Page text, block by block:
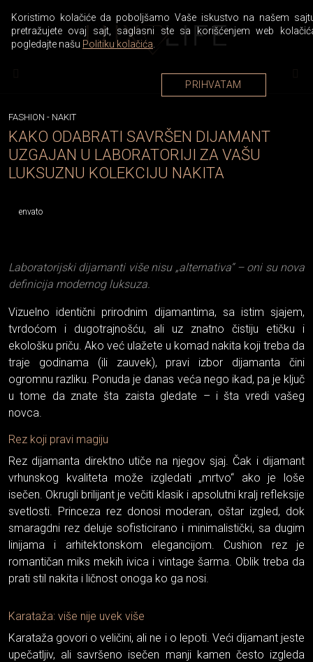
FASHION - NAKIT
KAKO ODABRATI SAVRŠEN DIJAMANT
UZGAJAN U LABORATORIJI ZA VAŠU
LUKSUZNU KOLEKCIJU NAKITA
envato
Laboratorijski dijamanti više nisu „alternativa“ – oni su nova
definicija modernog luksuza.
Vizuelno identični prirodnim dijamantima, sa istim sjajem,
tvrdoćom i dugotrajnošću, ali uz znatno čistiju etičku i
ekološku priču. Ako već ulažete u komad nakita koji treba da
traje godinama (ili zauvek), pravi izbor dijamanta čini
ogromnu razliku. Ponuda je danas veća nego ikad, pa je ključ
u tome da znate šta zaista gledate – i šta vredi vašeg
novca.
Rez koji pravi magiju
Rez dijamanta direktno utiče na njegov sjaj. Čak i dijamant
vrhunskog kvaliteta može izgledati „mrtvo“ ako je loše
isečen. Okrugli brilijant je večiti klasik i apsolutni kralj refleksije
svetlosti. Princeza rez donosi moderan, oštar izgled, dok
smaragdni rez deluje sofisticirano i minimalistički, sa dugim
linijama i arhitektonskom elegancijom. Cushion rez je
romantičan miks mekih ivica i vintage šarma. Oblik treba da
prati stil nakita i ličnost onoga ko ga nosi.
Karataža: više nije uvek više
Karataža govori o veličini, ali ne i o lepoti. Veći dijamant jeste
upečatljiv, ali savršeno isečen manji kamen često izgleda
Koristimo kolačiće da poboljšamo Vaše iskustvo na našem
pretražujete ovaj sajt, saglasni ste sa korišćenjem web
pogledajte našu Politiku kolačića
PRIHVATAM